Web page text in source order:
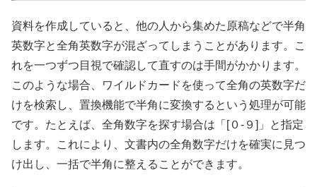
資料を作成していると、他の人から集めた原稿などで半角
英数字と全角英数字が混ざってしまうことがあります。こ
れを一つずつ目視で確認して直すのは手間がかかります。
このような場合、ワイルドカードを使って全角の英数字だ
けを検索し、置換機能で半角に変換するという処理が可能
です。たとえば、全角数字を探す場合は「[０-９]」と指定
します。これにより、文書内の全角数字だけを確実に見つ
け出し、一括で半角に整えることができます。